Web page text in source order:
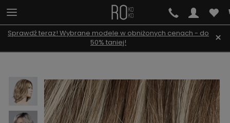
Sprawdź teraz! Wybrane modele w obniżonych cenach - do
50% taniej!
×